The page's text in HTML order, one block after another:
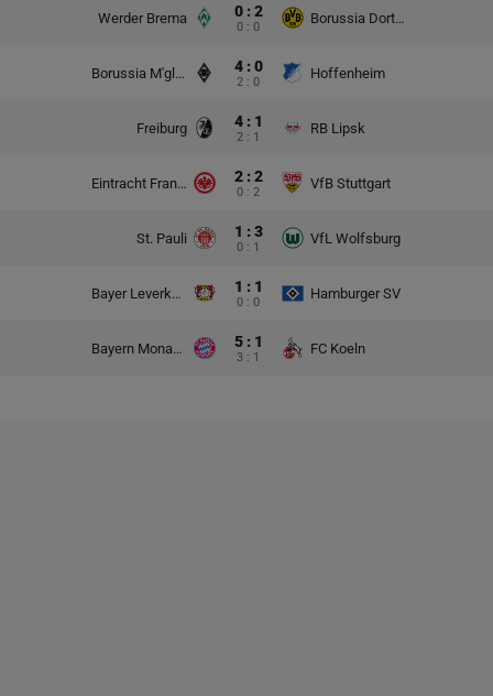
Werder Brema 0 : 2
0 : 0
Borussia Dortmund
Borussia M'gladbach 4 : 0
2 : 0
Hoffenheim
Freiburg 4 : 1
2 : 1
RB Lipsk
Eintracht Frankfurt 2 : 2
0 : 2
VfB Stuttgart
St. Pauli 1 : 3
0 : 1
VfL Wolfsburg
Bayer Leverkusen 1 : 1
0 : 0
Hamburger SV
Bayern Monachium 5 : 1
3 : 1
FC Koeln